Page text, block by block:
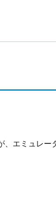
、エミュレー